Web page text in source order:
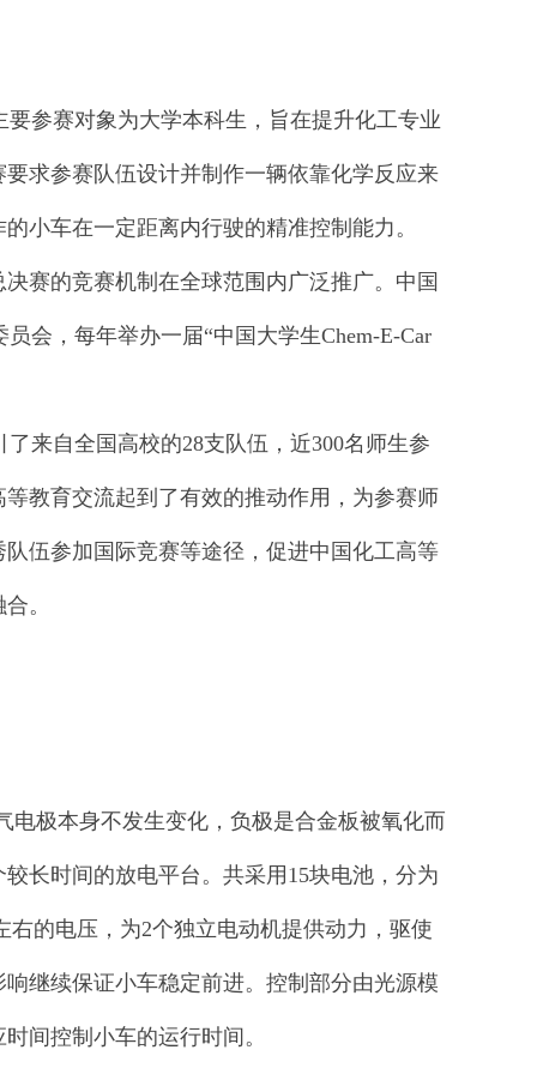
参赛对象为大学本科生，旨在提升化工专业
求参赛队伍设计并制作一辆依靠化学反应来
小车在一定距离内行驶的精准控制能力。
赛的竞赛机制在全球范围内广泛推广。中国
会，每年举办一届“中国大学生Chem-E-Car
来自全国高校的28支队伍，近300名师生参
教育交流起到了有效的推动作用，为参赛师
伍参加国际竞赛等途径，促进中国化工高等
。
极本身不发生变化，负极是合金板被氧化而
长时间的放电平台。共采用15块电池，分为
的电压，为2个独立电动机提供动力，驱使
继续保证小车稳定前进。控制部分由光源模
间控制小车的运行时间。